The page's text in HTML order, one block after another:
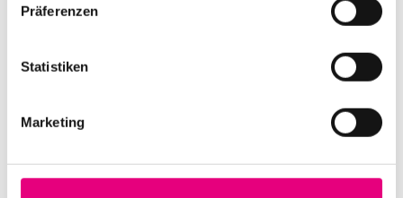
Präferenzen
Statistiken
Marketing